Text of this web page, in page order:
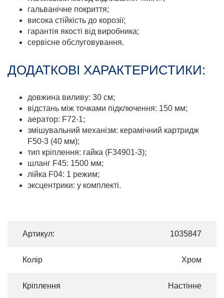
гальванічне покриття;
висока стійкість до корозії;
гарантія якості від виробника;
сервісне обслуговування.
ДОДАТКОВІ ХАРАКТЕРИСТИКИ:
довжина виливу: 30 см;
відстань між точками підключення: 150 мм;
аератор: F72-1;
змішувальний механізм: керамічний картридж
F50-3 (40 мм);
тип кріплення: гайка (F34901-3);
шланг F45: 1500 мм;
лійка F04: 1 режим;
эксцентрики: у комплекті.
Артикул: 1035847
Колір Хром
Кріплення Настінне